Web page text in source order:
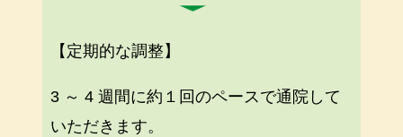
【定期的な調整】
3 ～ 4 週間に約１回のペースで通院して
いただきます。